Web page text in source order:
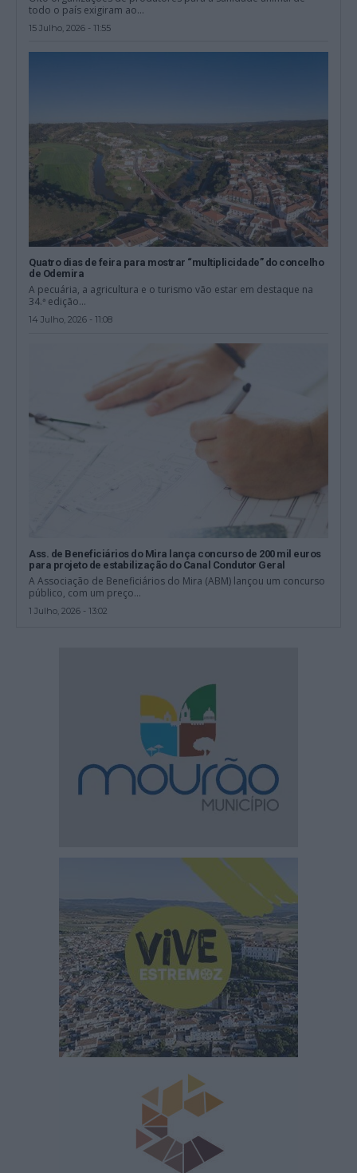
todo o país exigiram ao...
15 Julho, 2026 - 11:55
Quatro dias de feira para mostrar “multiplicidade” do concelho
de Odemira
A pecuária, a agricultura e o turismo vão estar em destaque na
34.ª edição...
14 Julho, 2026 - 11:08
Ass. de Beneficiários do Mira lança concurso de 200 mil euros
para projeto de estabilização do Canal Condutor Geral
A Associação de Beneficiários do Mira (ABM) lançou um concurso
público, com um preço...
1 Julho, 2026 - 13:02